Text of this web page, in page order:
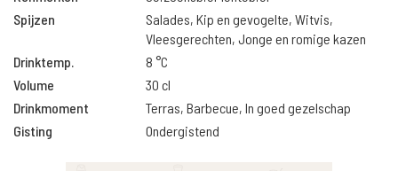
Spijzen
Salades, Kip en gevogelte, Witvis,
Vleesgerechten, Jonge en romige kazen
Drinktemp.
8 °C
Volume
30 cl
Drinkmoment
Terras, Barbecue, In goed gezelschap
Gisting
Ondergistend